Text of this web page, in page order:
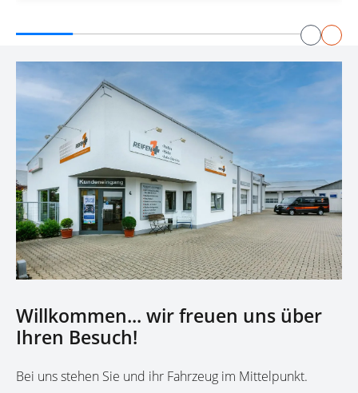
Willkommen... wir freuen uns über
Ihren Besuch!
Bei uns stehen Sie und ihr Fahrzeug im Mittelpunkt.